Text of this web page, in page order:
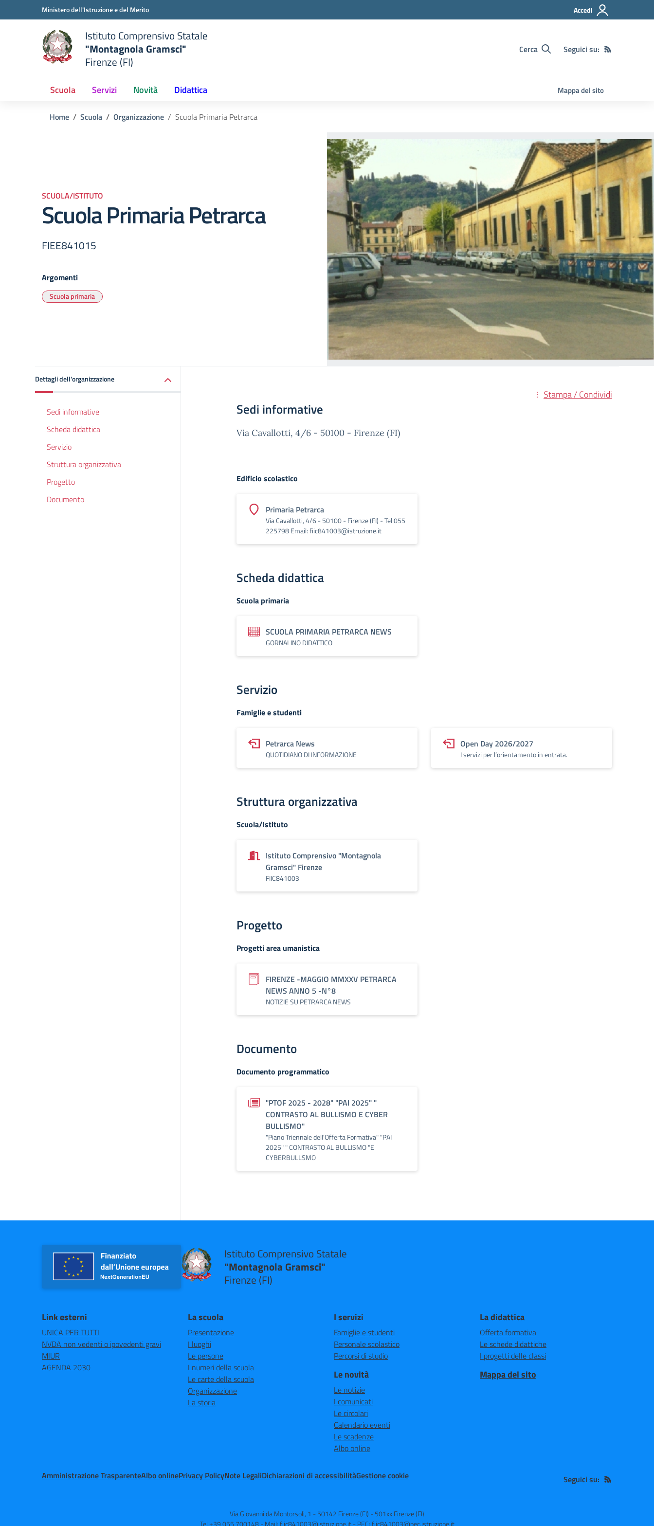
Vai ai contenuti
Vai al menu di navigazioneMinistero dell'Istruzione e del Merito Accedi
Istituto Comprensivo Statale
"Montagnola Gramsci"
Firenze (FI)
Cerca Seguici su:
Scuola Servizi Novità Didattica Mappa del sito
Home Scuola Organizzazione Scuola Primaria Petrarca
SCUOLA/ISTITUTO
Scuola Primaria Petrarca
FIEE841015
Argomenti
Scuola primaria
Dettagli dell'organizzazione
Sedi informative
Scheda didattica
Servizio
Struttura organizzativa
Progetto
Documento
Stampa / Condividi
Sedi informative
Via Cavallotti, 4/6 - 50100 - Firenze (FI)
Edificio scolastico
Primaria Petrarca
Via Cavallotti, 4/6 - 50100 - Firenze (FI) - Tel 055
225798 Email: fiic841003@istruzione.it
Scheda didattica
Scuola primaria
SCUOLA PRIMARIA PETRARCA NEWS
GORNALINO DIDATTICO
Servizio
Famiglie e studenti
Petrarca News
QUOTIDIANO DI INFORMAZIONE
Open Day 2026/2027
I servizi per l’orientamento in entrata.
Struttura organizzativa
Scuola/Istituto
Istituto Comprensivo "Montagnola
Gramsci" Firenze
FIIC841003
Progetto
Progetti area umanistica
FIRENZE -MAGGIO MMXXV PETRARCA
NEWS ANNO 5 -N°8
NOTIZIE SU PETRARCA NEWS
Documento
Documento programmatico
"PTOF 2025 - 2028" "PAI 2025" "
CONTRASTO AL BULLISMO E CYBER
BULLISMO"
"Piano Triennale dell'Offerta Formativa" "PAI
2025" " CONTRASTO AL BULLISMO "E
CYBERBULLSMO
Istituto Comprensivo Statale
"Montagnola Gramsci"
Firenze (FI)
Link esterni
UNICA PER TUTTI
NVDA non vedenti o ipovedenti gravi
MIUR
AGENDA 2030
La scuola
Presentazione
I luoghi
Le persone
I numeri della scuola
Le carte della scuola
Organizzazione
La storia
I servizi
Famiglie e studenti
Personale scolastico
Percorsi di studio
Le novità
Le notizie
I comunicati
Le circolari
Calendario eventi
Le scadenze
Albo online
La didattica
Offerta formativa
Le schede didattiche
I progetti delle classi
Mappa del sito
Amministrazione TrasparenteAlbo onlinePrivacy PolicyNote LegaliDichiarazioni di accessibilitàGestione cookie Seguici su:
Via Giovanni da Montorsoli, 1 - 50142 Firenze (FI) -501xx Firenze (FI)
Tel +39 055 700148 - Mail:fiic841003@istruzione.it - PEC:fiic841003@pec.istruzione.it